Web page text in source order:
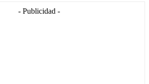
- Publicidad -